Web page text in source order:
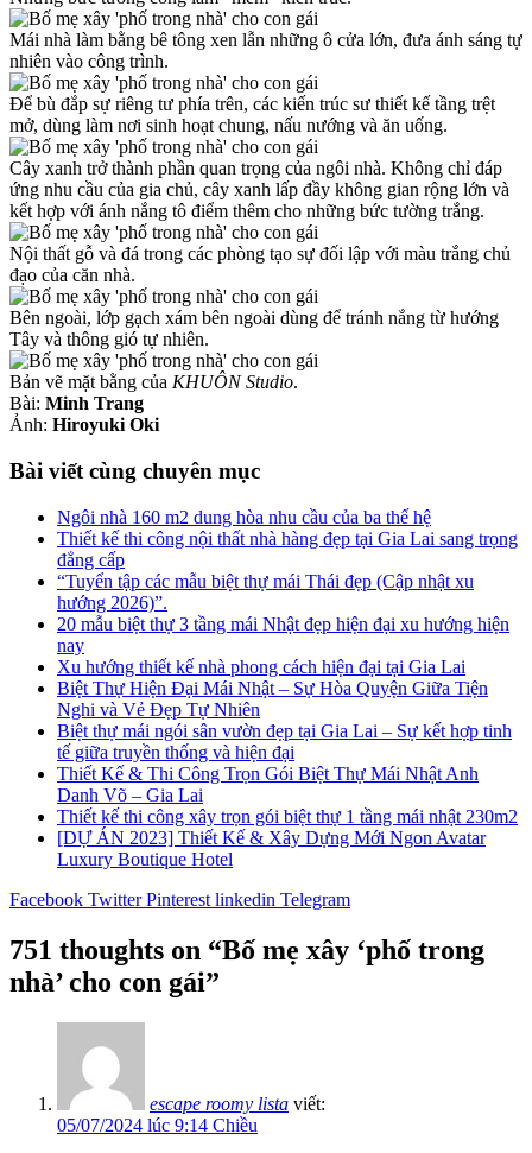
Mái nhà làm bằng bê tông xen lẫn những ô cửa lớn, đưa ánh sáng tự
nhiên vào công trình.
Để bù đắp sự riêng tư phía trên, các kiến trúc sư thiết kế tầng trệt
mở, dùng làm nơi sinh hoạt chung, nấu nướng và ăn uống.
Cây xanh trở thành phần quan trọng của ngôi nhà. Không chỉ đáp
ứng nhu cầu của gia chủ, cây xanh lấp đầy không gian rộng lớn và
kết hợp với ánh nắng tô điểm thêm cho những bức tường trắng.
Nội thất gỗ và đá trong các phòng tạo sự đối lập với màu trắng chủ
đạo của căn nhà.
Bên ngoài, lớp gạch xám bên ngoài dùng để tránh nắng từ hướng
Tây và thông gió tự nhiên.
Bản vẽ mặt bằng của KHUÔN Studio.
Bài: Minh Trang
Ảnh: Hiroyuki Oki
Bài viết cùng chuyên mục
Ngôi nhà 160 m2 dung hòa nhu cầu của ba thế hệ
Thiết kế thi công nội thất nhà hàng đẹp tại Gia Lai sang trọng
đẳng cấp
“Tuyển tập các mẫu biệt thự mái Thái đẹp (Cập nhật xu
hướng 2026)”.
20 mẫu biệt thự 3 tầng mái Nhật đẹp hiện đại xu hướng hiện
nay
Xu hướng thiết kế nhà phong cách hiện đại tại Gia Lai
Biệt Thự Hiện Đại Mái Nhật – Sự Hòa Quyện Giữa Tiện
Nghi và Vẻ Đẹp Tự Nhiên
Biệt thự mái ngói sân vườn đẹp tại Gia Lai – Sự kết hợp tinh
tế giữa truyền thống và hiện đại
Thiết Kế & Thi Công Trọn Gói Biệt Thự Mái Nhật Anh
Danh Võ – Gia Lai
Thiết kế thi công xây trọn gói biệt thự 1 tầng mái nhật 230m2
[DỰ ÁN 2023] Thiết Kế & Xây Dựng Mới Ngon Avatar
Luxury Boutique Hotel
Facebook Twitter Pinterest linkedin Telegram
751 thoughts on “Bố mẹ xây ‘phố trong
nhà’ cho con gái”
escape roomy lista viết:
05/07/2024 lúc 9:14 Chiều